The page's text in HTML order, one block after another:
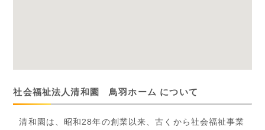
社会福祉法人清和園 鳥羽ホーム について
清和園は、昭和28年の創業以来、古くから社会福祉事業